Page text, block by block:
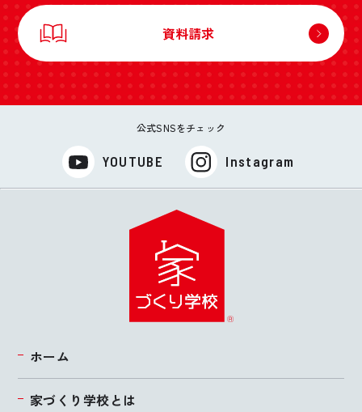
資料請求
公式SNSをチェック
YOUTUBE Instagram
ホーム
家づくり学校とは